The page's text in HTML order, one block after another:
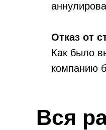
Отказ от
Как было
компанию
Вся